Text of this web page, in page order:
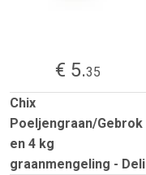
€ 5.35
Chix
Poeljengraan/Gebrok
en 4 kg
graanmengeling - Deli